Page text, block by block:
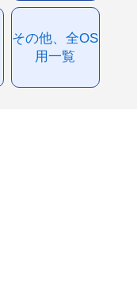
その他、全OS
用一覧